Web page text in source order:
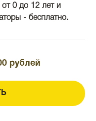
от 0 до 12 лет и
- бесплатно.
рублей